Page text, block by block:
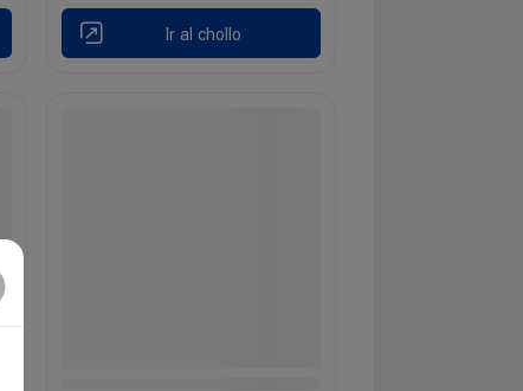
Ir al chollo